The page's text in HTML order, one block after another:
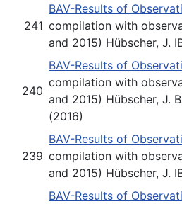
241
BAV-Results of
compilation with
and 2015) Hübscher, J.
240
BAV-Results of
compilation with
and 2015) Hübscher, J.
(2016)
239
BAV-Results of
compilation with
and 2015) Hübscher, J.
BAV-Results of